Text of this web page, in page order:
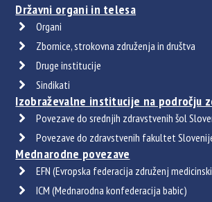
Državni organi in telesa
Organi
Zbornice, strokovna združenja in društva
Druge institucije
Sindikati
Izobraževalne institucije na področju
Povezave do srednjih zdravstvenih šol
Povezave do zdravstvenih fakultet
Mednarodne povezave
EFN (Evropska federacija združenj
ICM (Mednarodna konfederacija babic)